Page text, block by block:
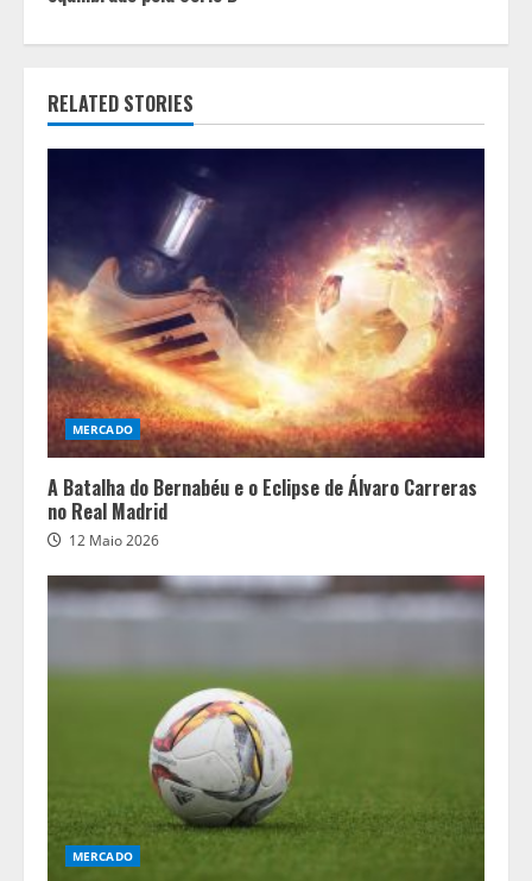
RELATED STORIES
MERCADO
A Batalha do Bernabéu e o Eclipse de Álvaro Carreras
no Real Madrid
12 Maio 2026
MERCADO